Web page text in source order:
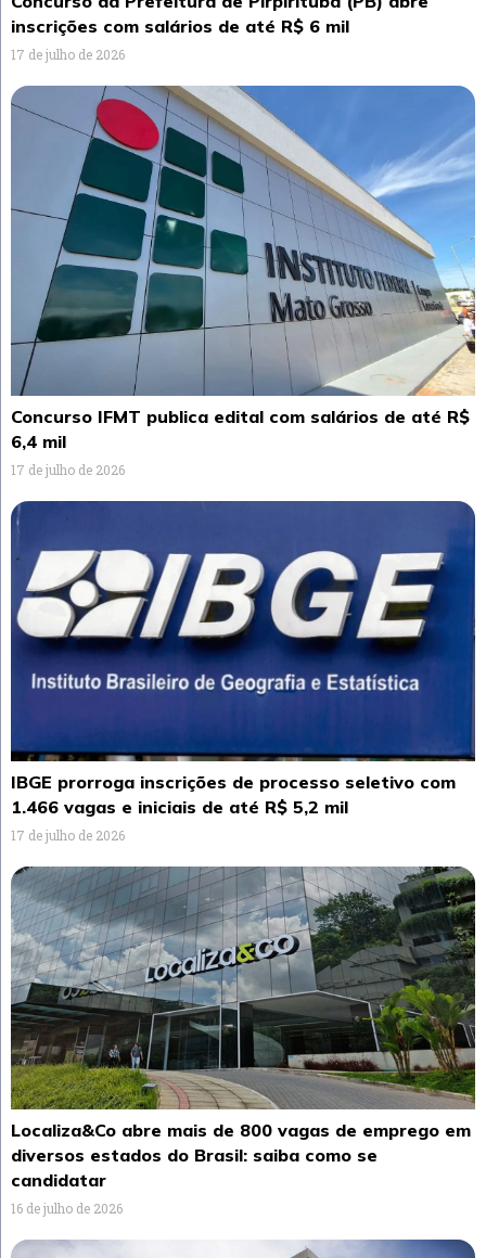
inscrições com salários de até R$ 6 mil
17 de julho de 2026
Concurso IFMT publica edital com salários de até R$
6,4 mil
17 de julho de 2026
IBGE prorroga inscrições de processo seletivo com
1.466 vagas e iniciais de até R$ 5,2 mil
17 de julho de 2026
Localiza&Co abre mais de 800 vagas de emprego em
diversos estados do Brasil: saiba como se
candidatar
16 de julho de 2026